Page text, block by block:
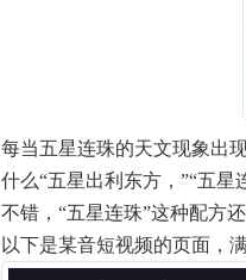
每当五星连珠的天文现象出
什么“五星出利东方，”“五星
不错，“五星连珠”这种配方
以下是某音短视频的页面，